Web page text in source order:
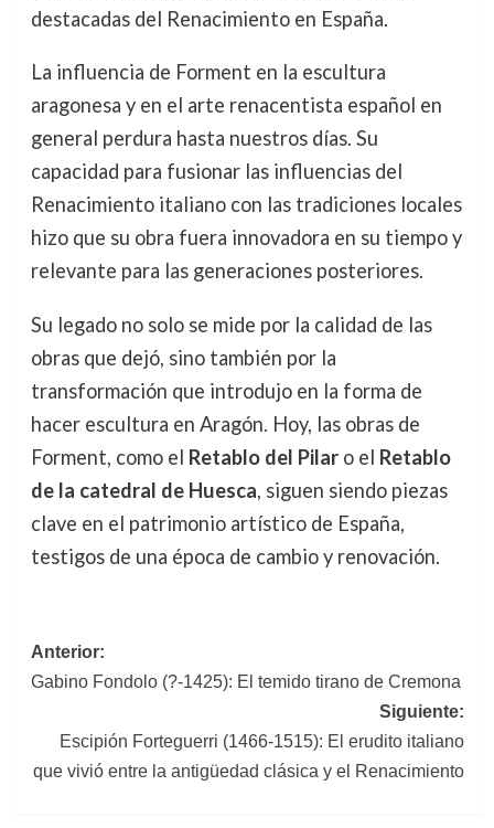
destacadas del Renacimiento en España.
La influencia de Forment en la escultura
aragonesa y en el arte renacentista español en
general perdura hasta nuestros días. Su
capacidad para fusionar las influencias del
Renacimiento italiano con las tradiciones locales
hizo que su obra fuera innovadora en su tiempo y
relevante para las generaciones posteriores.
Su legado no solo se mide por la calidad de las
obras que dejó, sino también por la
transformación que introdujo en la forma de
hacer escultura en Aragón. Hoy, las obras de
Forment, como el Retablo del Pilaro el Retablo
de la catedral de Huesca, siguen siendo piezas
clave en el patrimonio artístico de España,
testigos de una época de cambio y renovación.
Navegación
de
entradas
Anterior:
Gabino Fondolo (?-1425): El temido tirano de Cremona
Siguiente:
Escipión Forteguerri (1466-1515): El erudito italiano
que vivió entre la antigüedad clásica y el Renacimiento